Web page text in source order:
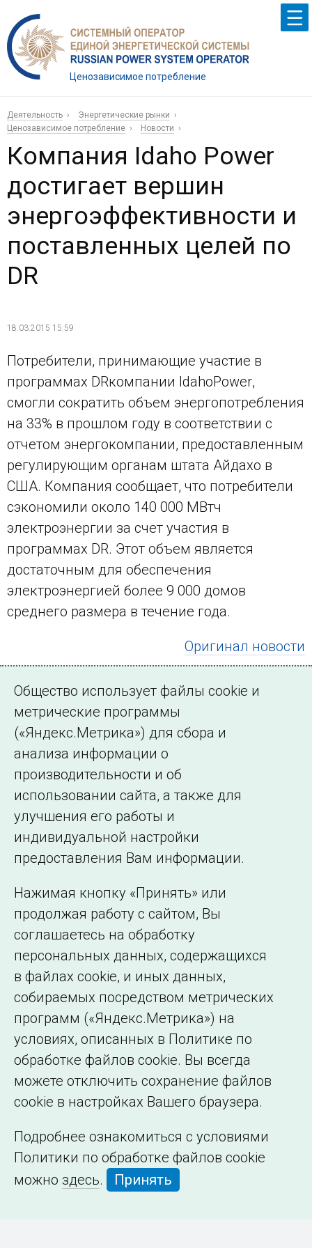
Ценозависимое потребление
Деятельность
Энергетические рынки
Ценозависимое потребление
Новости
Компания Idaho Power
достигает вершин
энергоэффективности и
поставленных целей по
DR
18.03.2015 15:59
Потребители, принимающие участие в
программах DRкомпании IdahoPower,
смогли сократить объем энергопотребления
на 33% в прошлом году в соответствии с
отчетом энергокомпании, предоставленным
регулирующим органам штата Айдахо в
США. Компания сообщает, что потребители
сэкономили около 140 000 МВтч
электроэнергии за счет участия в
программах DR. Этот объем является
достаточным для обеспечения
электроэнергией более 9 000 домов
среднего размера в течение года.
Оригинал новости
← Все публикации
Подписаться на новости
©2005–2026 АО «СО ЕЭС»
Филиалы и
представительства
образовательной
организации
Общество использует файлы cookie и
метрические программы
(«Яндекс.Метрика») для сбора и
анализа информации о
производительности и об
использовании сайта, а также для
улучшения его работы и
индивидуальной настройки
предоставления Вам информации.
Нажимая кнопку «Принять» или
продолжая работу с сайтом, Вы
соглашаетесь на обработку
персональных данных, содержащихся
в файлах cookie, и иных данных,
собираемых посредством метрических
программ («Яндекс.Метрика») на
условиях, описанных в Политике по
обработке файлов cookie. Вы всегда
можете отключить сохранение файлов
cookie в настройках Вашего браузера.
Подробнее ознакомиться с условиями
Политики по обработке файлов cookie
можно здесь. Принять